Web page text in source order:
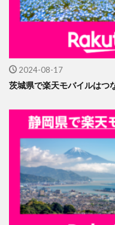
2024-08-17
茨城県で楽天モバイルはつ